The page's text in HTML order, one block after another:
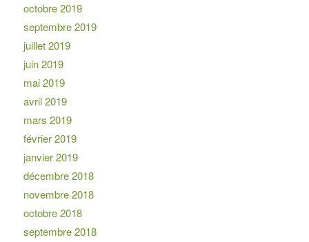
octobre 2019
septembre 2019
juillet 2019
juin 2019
mai 2019
avril 2019
mars 2019
février 2019
janvier 2019
décembre 2018
novembre 2018
octobre 2018
septembre 2018